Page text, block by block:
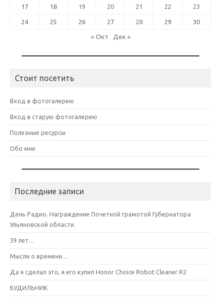
17 18 19 20 21 22 23
24 25 26 27 28 29 30
« Окт Дек »
Стоит посетить
Вход в фотогалерею
Вход в старую фотогалерею
Полезные ресурсы
Обо мне
Последние записи
День Радио. Награждение Почетной грамотой Губернатора
Ульяновской области.
39 лет…
Мысли о времени…
Да я сделал это, я его купил Honor Choice Robot Cleaner R2
БУДИЛЬНИК